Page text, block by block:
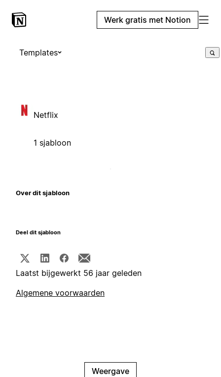
Werk gratis met Notion
Templates
Netflix
1 sjabloon
Over dit sjabloon
Deel dit sjabloon
Laatst bijgewerkt 56 jaar geleden
Algemene voorwaarden
Weergave